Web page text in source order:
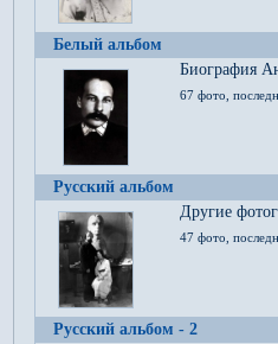
Белый альбом
Биография
67 фото,
Русский альбом
Другие
47 фото,
Русский альбом - 2